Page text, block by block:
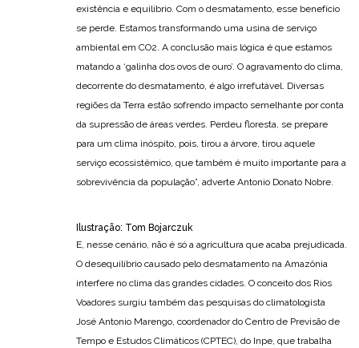
existência e equilíbrio. Com o desmatamento, esse benefício
se perde. Estamos transformando uma usina de serviço
ambiental em CO2. A conclusão mais lógica é que estamos
matando a ‘galinha dos ovos de ouro’. O agravamento do clima,
decorrente do desmatamento, é algo irrefutável. Diversas
regiões da Terra estão sofrendo impacto semelhante por conta
da supressão de áreas verdes. Perdeu floresta, se prepare
para um clima inóspito, pois, tirou a árvore, tirou aquele
serviço ecossistêmico, que também é muito importante para a
sobrevivência da população”, adverte Antonio Donato Nobre.
Ilustração: Tom Bojarczuk
E, nesse cenário, não é só a agricultura que acaba prejudicada.
O desequilíbrio causado pelo desmatamento na Amazônia
interfere no clima das grandes cidades. O conceito dos Rios
Voadores surgiu também das pesquisas do climatologista
José Antonio Marengo, coordenador do Centro de Previsão de
Tempo e Estudos Climáticos (CPTEC), do Inpe, que trabalha